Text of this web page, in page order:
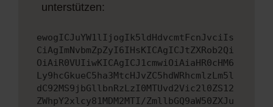
unterstützen:
ewogICJuYW1lIjogIk5ldHdvcmtFcnJvciIs
CiAgImNvbmZpZyI6IHsKICAgICJtZXRob2Qi
OiAiR0VUIiwKICAgICJ1cmwiOiAiaHR0cHM6
Ly9hcGkueC5ha3MtcHJvZC5hdWRhcmlzLm5l
dC92MS9jbGllbnRzLzI0MTUvd2Vic2l0ZS12
ZWhpY2xlcy81MDM2MTI/ZmllbGQ9aW50ZXJu